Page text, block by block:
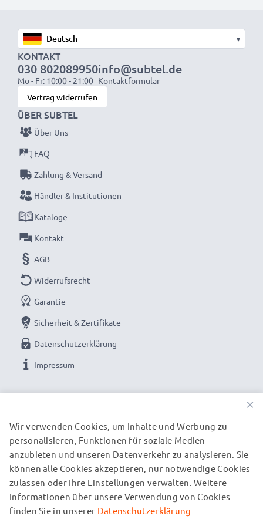
Perfekt für:
✔ Heimkino- und Audiosysteme
✔ Spielekonsolen
✔ Fernseher & Projektoren
✔ DVD- & Blu-ray-Player
✔ Subwoofer & Verstärker
Verbessern Sie Ihr Audio- und Videoerlebnis mit
unseren hochwertigen RCA-Kabeln von subtel –
jetzt bestellen für schnelle Lieferung & 3 Jahre
Garantie!
▾
KONTAKT
030 802089950
Mo - Fr: 10:00 - 21:00
info@subtel.de
Kontaktformular
Vertrag widerrufen
ÜBER SUBTEL
Über Uns
FAQ
Zahlung & Versand
Händler & Institutionen
Kataloge
Kontakt
AGB
Widerrufsrecht
Garantie
Sicherheit & Zertifikate
Datenschutzerklärung
Impressum
UNSERE VERSANDPARTNER
© subtel.de 2026
Alle Preise verstehen sich inklusive Mehrwertsteuer und
zuzüglich Versandkosten. Bitte beachten Sie, dass alle
×
Wir verwenden Cookies, um Inhalte und Werbung zu
personalisieren, Funktionen für soziale Medien
anzubieten und unseren Datenverkehr zu analysieren. Sie
können alle Cookies akzeptieren, nur notwendige Cookies
zulassen oder Ihre Einstellungen verwalten. Weitere
Informationen über unsere Verwendung von Cookies
finden Sie in unserer Datenschutzerklärung